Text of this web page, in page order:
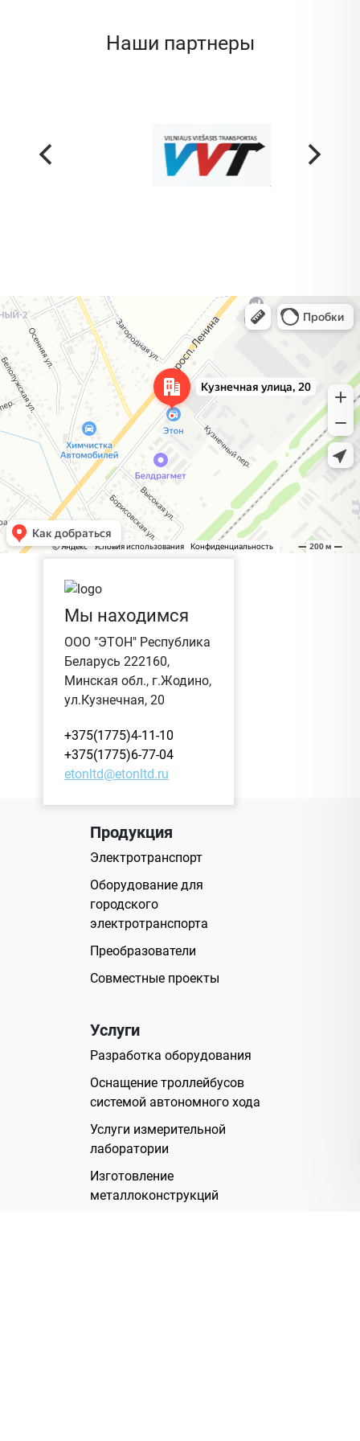
Наши партнеры
Жодино
Кузнечная улица, 20 — Яндекс Карты
Мы находимся
ООО "ЭТОН" Республика
Беларусь 222160,
Минская обл., г.Жодино,
ул.Кузнечная, 20
+375(1775)4-11-10
+375(1775)6-77-04
etonltd@etonltd.ru
Продукция
Электротранспорт
Оборудование для
городского
электротранспорта
Преобразователи
Совместные проекты
Услуги
Разработка оборудования
Оснащение троллейбусов
системой автономного хода
Услуги измерительной
лаборатории
Изготовление
металлоконструкций